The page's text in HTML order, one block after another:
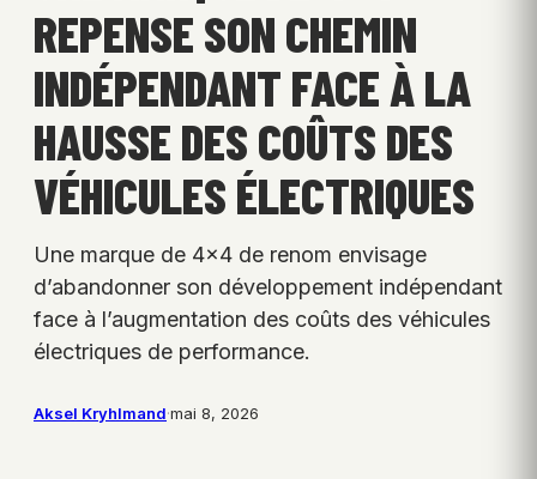
REPENSE SON CHEMIN
INDÉPENDANT FACE À LA
HAUSSE DES COÛTS DES
VÉHICULES ÉLECTRIQUES
Une marque de 4×4 de renom envisage
d’abandonner son développement indépendant
face à l’augmentation des coûts des véhicules
électriques de performance.
Aksel Kryhlmand·mai 8, 2026